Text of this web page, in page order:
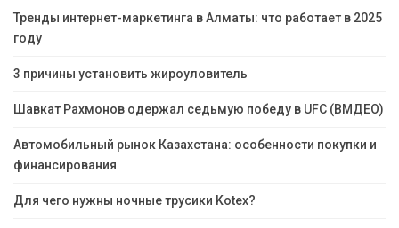
Тренды интернет-маркетинга в Алматы: что работает в 2025
году
3 причины установить жироуловитель
Шавкат Рахмонов одержал седьмую победу в UFC (ВМДЕО)
Автомобильный рынок Казахстана: особенности покупки и
финансирования
Для чего нужны ночные трусики Kotex?